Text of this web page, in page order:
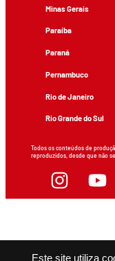
Este site utiliza
Minas Gerais
Paraíba
Paraná
Pernambuco
Rio de Janeiro
Rio Grande do Sul
Todos os conteúdos de
reproduzidos, desde que não